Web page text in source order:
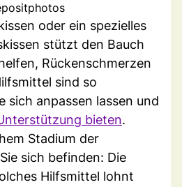
oder ein spezielles
stützt den Bauch
Rückenschmerzen
sind so
sich anpassen lassen und
bieten.
Stadium der
Sie sich befinden: Die
Hilfsmittel lohnt